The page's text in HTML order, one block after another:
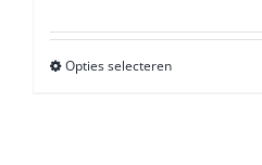
Opties selecterenDit